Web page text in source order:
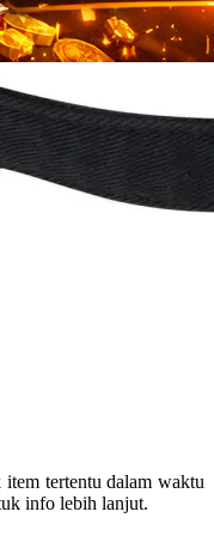
tertentu dalam waktu
info lebih lanjut.